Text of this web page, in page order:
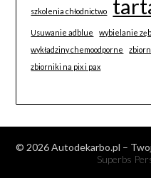
szkolenia chłodnictwo
Usuwanie adblue
wybielanie
wykładziny chemoodporne
zbiorniki na pix i pax
© 2026 Autodekarbo.pl –
Superbs